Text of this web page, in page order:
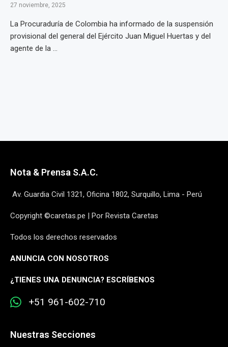
27 noviembre, 2025
La Procuraduría de Colombia ha informado de la suspensión
provisional del general del Ejército Juan Miguel Huertas y del
agente de la ...
Nota & Prensa S.A.C.
Av. Guardia Civil 1321, Oficina 1802, Surquillo, Lima - Perú
Copyright ©caretas.pe | Por Revista Caretas
Todos los derechos reservados
ANUNCIA CON NOSOTROS
¿TIENES UNA DENUNCIA? ESCRÍBENOS
+51 961-602-710
Nuestras Secciones